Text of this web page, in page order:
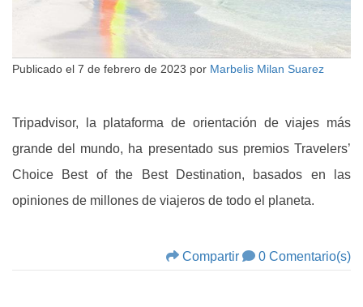
Publicado el 7 de febrero de 2023 por Marbelis Milan Suarez
Tripadvisor, la plataforma de orientación de viajes más
grande del mundo, ha presentado sus premios Travelers’
Choice Best of the Best Destination, basados en las
opiniones de millones de viajeros de todo el planeta.
Compartir 0 Comentario(s)